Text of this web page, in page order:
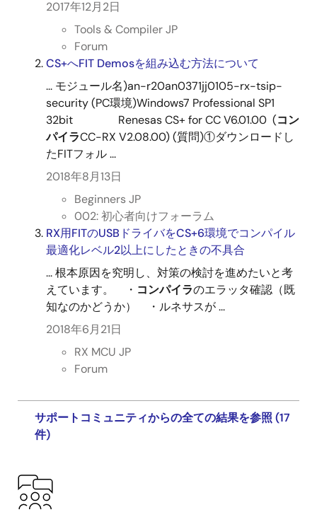
2017年12月2日
Tools & Compiler JP
Forum
CS+へFIT Demosを組み込む方法について
... モジュール名)an-r20an0371jj0105-rx-tsip-
security (PC環境)Windows7 Professional SP1
32bit Renesas CS+ for CC V6.01.00 (コン
パイラCC-RX V2.08.00) (質問)①ダウンロードし
たFITフォル ...
2018年8月13日
Beginners JP
002: 初心者向けフォーラム
RX用FITのUSBドライバをCS+6環境でコンパイル
最適化レベル2以上にしたときの不具合
... 根本原因を究明し、対策の検討を進めたいと考
えています。 ・ コンパイラのエラッタ確認（既
知なのかどうか） ・ルネサスが ...
2018年6月21日
RX MCU JP
Forum
サポートコミュニティからの全ての結果を参照 (17
件)